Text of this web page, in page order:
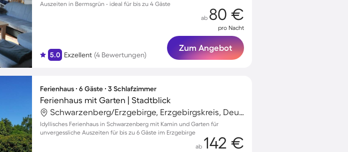
Auszeiten in Bermsgrün - ideal für bis zu 4 Gäste
5.0 Exzellent (4 Bewertungen)
ab 80 €
pro Nacht
Zum Angebot
Ferienhaus ∙ 6 Gäste ∙ 3 Schlafzimmer
Ferienhaus mit Garten | Stadtblick
Schwarzenberg/Erzgebirge, Erzgebirgskreis, Deutschland
Idyllisches Ferienhaus in Schwarzenberg mit Kamin und Garten für
unvergessliche Auszeiten für bis zu 6 Gäste im Erzgebirge
ab 142 €